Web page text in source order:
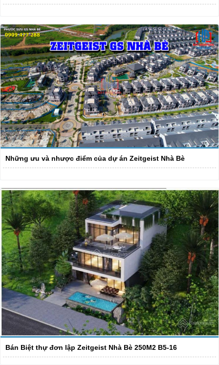
Những ưu và nhược điểm của dự án Zeitgeist Nhà Bè
Bán Biệt thự đơn lập Zeitgeist Nhà Bè 250M2 B5-16